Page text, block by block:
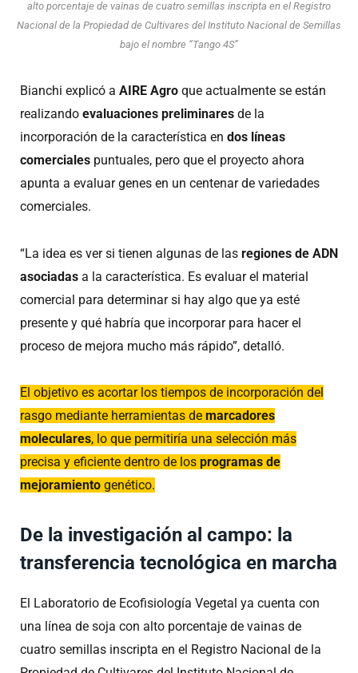
alto porcentaje de vainas de cuatro semillas inscripta en el Registro
Nacional de la Propiedad de Cultivares del Instituto Nacional de Semillas
bajo el nombre “Tango 4S”
Bianchi explicó a AIRE Agro que actualmente se están
realizando evaluaciones preliminares de la
incorporación de la característica en dos líneas
comerciales puntuales, pero que el proyecto ahora
apunta a evaluar genes en un centenar de variedades
comerciales.
“La idea es ver si tienen algunas de las regiones de ADN
asociadas a la característica. Es evaluar el material
comercial para determinar si hay algo que ya esté
presente y qué habría que incorporar para hacer el
proceso de mejora mucho más rápido”, detalló.
El objetivo es acortar los tiempos de incorporación del
rasgo mediante herramientas de marcadores
moleculares, lo que permitiría una selección más
precisa y eficiente dentro de los programas de
mejoramiento genético.
De la investigación al campo: la
transferencia tecnológica en marcha
El Laboratorio de Ecofisiología Vegetal ya cuenta con
una línea de soja con alto porcentaje de vainas de
cuatro semillas inscripta en el Registro Nacional de la